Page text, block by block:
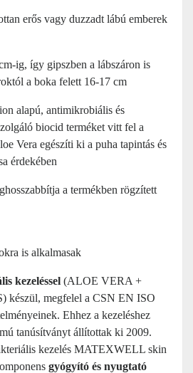
erős vagy duzzadt lábú emberek
ig, így gipszben a lábszáron is
a boka felett 16-17 cm
alapú, antimikrobiális és
biocid terméket vitt fel a
Vera egészíti ki a puha tapintás és
érdekében
a termékben rögzített
is alkalmasak
kezeléssel (ALOE VERA +
megfelel a CSN EN ISO
Ehhez a kezeléshez
tanúsítványt állítottak ki 2009.
kezelés MATEXWELL skin
gyógyító és nyugtató